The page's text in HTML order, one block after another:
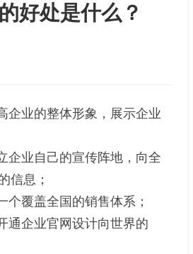
好处是什么？
企业的整体形象，展示企业
企业自己的宣传阵地，向全
信息；
个覆盖全国的销售体系；
通企业官网设计向世界的